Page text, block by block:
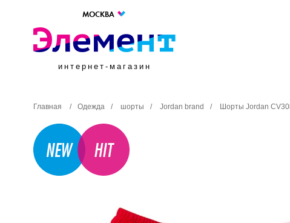
МОСКВА
интернет-магазин
Главная / Одежда / шорты / Jordan brand / Шорты Jordan